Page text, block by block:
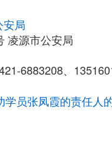
安局
凌源市公安局
6883208、
员张凤霞的责任人